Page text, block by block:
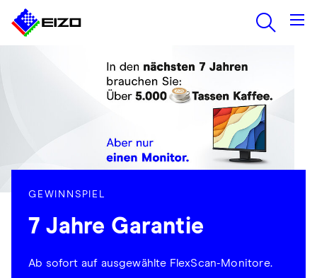
GEWINNSPIEL
7 Jahre Garantie
Ab sofort auf ausgewählte FlexScan-Monitore.